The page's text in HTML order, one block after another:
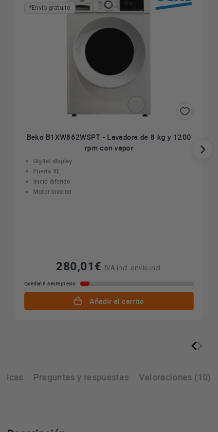
*Envío gratuito
Beko B1XW862WSPT - Lavadora de 8 kg y 1200
rpm con vapor
Digital display
Puerta XL
Inicio diferido
Motor Inverter
280,01€ IVA incl. envío incl.
Quedan 8 a este precio
Añadir al carrito
Preguntas y respuestas Valoraciones (10)